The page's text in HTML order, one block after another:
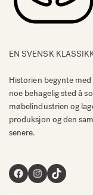
EN SVENSK
Historien begynte
noe behagelig sted å
møbelindustrien og
produksjon og den
senere.
Facebook Instagram TikTok